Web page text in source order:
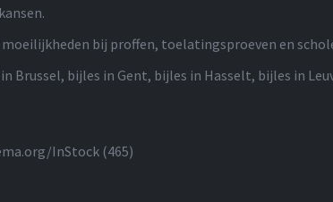
bij proffen, toelatingsproeven en
Brussel, bijles in Gent, bijles in Hasselt, bijles in
InStock (465)